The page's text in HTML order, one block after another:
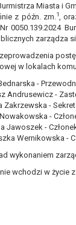
Miasta i
z późn. zm.1,
0050.139.2024
zarządza
w lokalach
-
Andrusewicz -
Zakrzewska -
-
Jawoszek -
Wernikowska -
wykonaniem
wchodzi w życie
lub innej
lub w
są
w pkt. 3, dane
na
niezbędny do
zgody
zawarcia i
dla
od
i
osobowych
ich kopii na